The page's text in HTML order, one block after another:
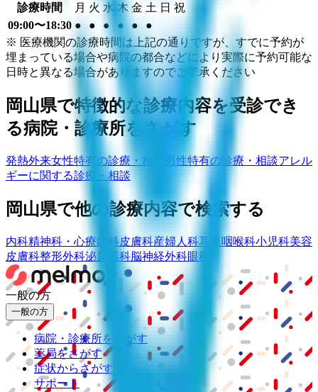
診療時間 月 火 水 木 金 土 日 祝
09:00〜18:30 ● ● ● ● ●
●
※ 医療機関の診療時間は上記の通りですが、すでに予約が
埋まっている場合や病院の都合などにより実際に予約可能な
日時と異なる場合がありますのでご了承ください
岡山県で特徴的な診療内容を受診でき
る病院・診療所をさがす
発熱外来女性特有の診療・相談 男性特有の診療・相談アレル
ギーに関する診療・相談
岡山県で他の診療内容で検索する
内科精神科・心療内科皮膚科産婦人科耳鼻咽喉科小児科美容
皮膚科整形外科泌尿器科脳神経外科眼科
一般の方
一般の方
病院・診療所をさがす
薬局をさがす
症状からさがす
サポート